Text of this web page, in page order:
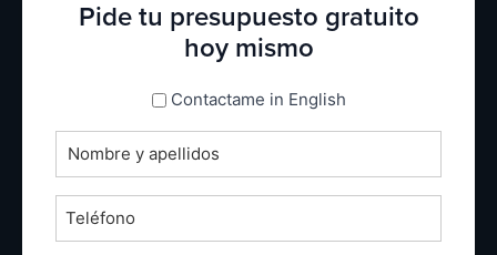
Pide tu presupuesto gratuito
hoy mismo
espanol_espanolContactame in English
Nombre
completo
*Teléfono